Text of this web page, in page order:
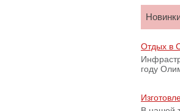
Отдых в
году